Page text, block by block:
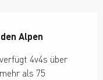
Alpen
4v4s über
als 75